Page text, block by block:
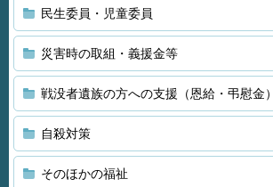
民生委員・児童委員
災害時の取組・義援金等
戦没者遺族の方への支援（恩給・弔慰金）
自殺対策
そのほかの福祉